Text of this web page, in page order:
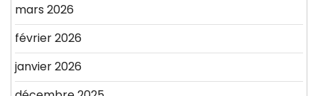
mars 2026
février 2026
janvier 2026